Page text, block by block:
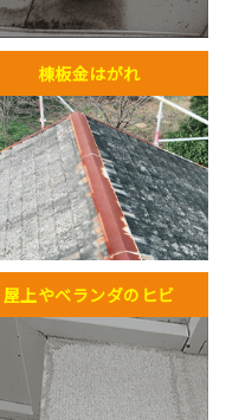
棟板金はがれ
屋上やベランダのヒビ